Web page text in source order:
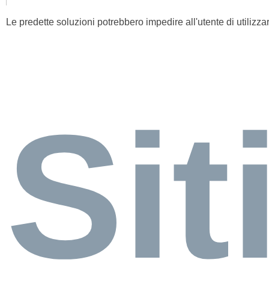
Le predette soluzioni potrebbero impedire all'utente di